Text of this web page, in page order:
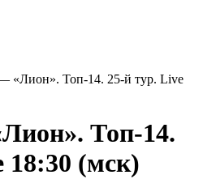
«Лион». Топ-14. 25-й тур. Live
Топ-14.
18:30 (мск)